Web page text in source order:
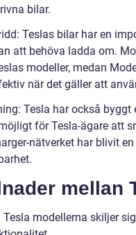
bilar.
Teslas bilar har en
att behöva ladda om.
modeller, medan
när det gäller att
Tesla har också
för Tesla-ägare att
nätverket har blivit
mellan
Tesla modellerna skiljer